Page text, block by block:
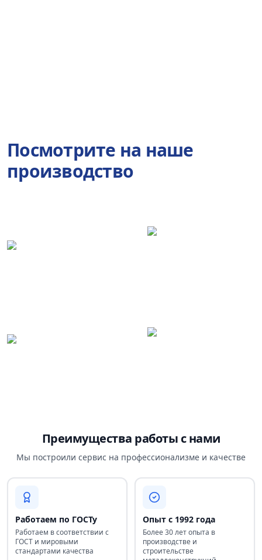
Посмотрите на наше
производство
Преимущества работы с нами
Мы построили сервис на профессионализме и качестве
Работаем по ГОСТу
Работаем в соответствии с
ГОСТ и мировыми
стандартами качества
Опыт с 1992 года
Более 30 лет опыта в
производстве и
строительстве